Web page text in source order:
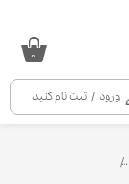
ورود / ثبت نام کنید
۰